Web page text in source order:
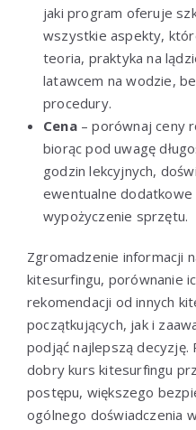
jaki program oferuje
wszystkie aspekty,
teoria, praktyka na
latawcem na wodzie,
procedury.
Cena– porównaj ceny
biorąc pod uwagę
godzin lekcyjnych,
ewentualne
wypożyczenie sprzętu.
Zgromadzenie informacji
kitesurfingu, porównanie
rekomendacji od innych
początkujących, jak i
podjąć najlepszą
dobry kurs kitesurfingu
postępu, większego
ogólnego doświadczenia